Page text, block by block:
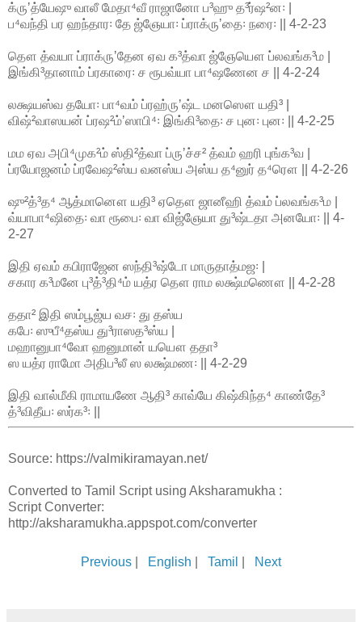
க்ருʼத்யேஷு வாலீ மேதா⁴வீ ராஜானோ ப³ஹு த³ர்ஷ²ன꞉ |
ப⁴வந்தி பர ஹந்தார꞉ தே ஜ்ஞேயா꞉ ப்ராக்ருʼதை꞉ நரை꞉ || 4-2-23
தௌ த்வயா ப்ராக்ருʼதேன ஏவ க³த்வா ஜ்ஞேயௌ ப்லவங்க³ம |
இங்கி³தானாம் ப்ரகாரை꞉ ச ரூபவ்யா பா⁴ஷணேன ச || 4-2-24
லக்ஷயஸ்வ தயோ꞉ பா⁴வம் ப்ரஹ்ருʼஷ்ட மனஸௌ யதி³ |
விஷ்²வாஸயன் ப்ரஷ²ம்ʼஸாபி⁴꞉ இங்கி³தை꞉ ச புன꞉ புன꞉ || 4-2-25
மம ஏவ அபி⁴முக²ம் ஸ்தி²த்வா ப்ருʼச்ச² த்வம் ஹரி புங்க³வ |
ப்ரயோஜனம் ப்ரவேஷ²ஸ்ய வனஸ்ய அஸ்ய த⁴னுர் த⁴ரௌ || 4-2-26
ஷு²த்³த⁴ ஆத்மானௌ யதி³ ஏதௌ ஜானீஹி த்வம் ப்லவங்க³ம |
வ்யாபா⁴ஷிதை꞉ வா ரூபை꞉ வா விஜ்ஞேயா து³ஷ்டதா அனயோ꞉ || 4-
2-27
இதி ஏவம் கபிராஜேன ஸந்தி³ஷ்டோ மாருதாத்மஜ꞉ |
சகார க³மனே பு³த்³தி⁴ம் யத்ர தௌ ராம லக்ஷ்மணௌ || 4-2-28
ததா² இதி ஸம்பூஜ்ய வச꞉ து தஸ்ய
கபே꞉ ஸுபீ⁴தஸ்ய து³ராஸத³ஸ்ய |
மஹானுபா⁴வோ ஹனுமான் யயௌ ததா³
ஸ யத்ர ராமோ அதிப³லீ ஸ லக்ஷ்மண꞉ || 4-2-29
இதி வால்மீகி ராமாயணே ஆதி³ காவ்யே கிஷ்கிந்த⁴ காண்தே³
த்³விதீய꞉ ஸர்க³꞉ ||
Source: https://valmikiramayan.net/
Converted to Tamil Script using Aksharamukha :
Script Converter:
http://aksharamukha.appspot.com/converter
Previous English Tamil Next